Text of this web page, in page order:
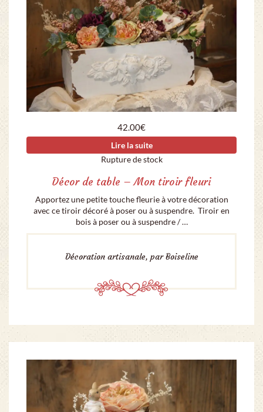
42.00€
Lire la suite
Rupture de stock
Décor de table – Mon tiroir fleuri
Apportez une petite touche fleurie à votre décoration
avec ce tiroir décoré à poser ou à suspendre. Tiroir en
bois à poser ou à suspendre / …
Décoration artisanale, par Boiseline